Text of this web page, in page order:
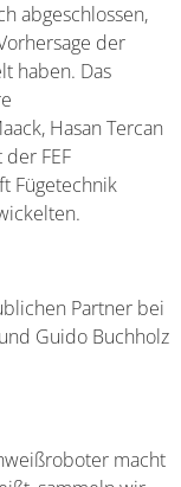
abgeschlossen,
der
haben. Das
Hasan Tercan
FEF
Fügetechnik
Partner bei
Guido Buchholz
macht